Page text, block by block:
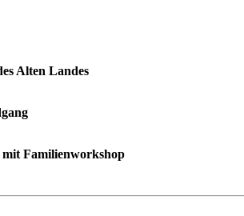
Alten Landes
mit Familienworkshop